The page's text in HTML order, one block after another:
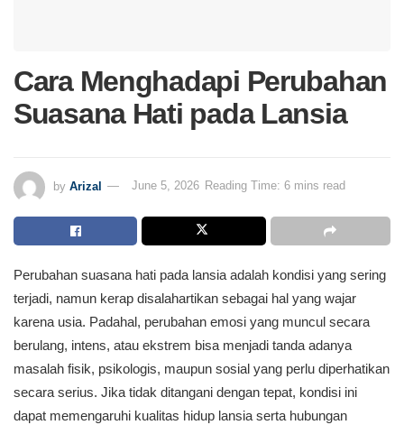
Cara Menghadapi Perubahan
Suasana Hati pada Lansia
by Arizal June 5, 2026 Reading Time: 6 mins read
Perubahan suasana hati pada lansia adalah kondisi yang sering
terjadi, namun kerap disalahartikan sebagai hal yang wajar
karena usia. Padahal, perubahan emosi yang muncul secara
berulang, intens, atau ekstrem bisa menjadi tanda adanya
masalah fisik, psikologis, maupun sosial yang perlu diperhatikan
secara serius. Jika tidak ditangani dengan tepat, kondisi ini
dapat memengaruhi kualitas hidup lansia serta hubungan